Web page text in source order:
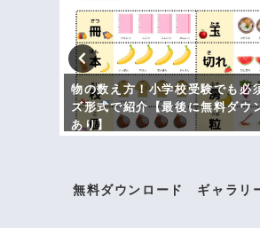
物の数え方！小学校受験でも必
ズ形式で紹介【最後に無料ダウ
あり】
無料ダウンロード ギャラリ